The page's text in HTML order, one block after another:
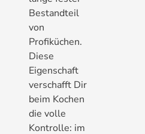
Bestandteil
von
Profiküchen.
Diese
Eigenschaft
verschafft Dir
beim Kochen
die volle
Kontrolle: im